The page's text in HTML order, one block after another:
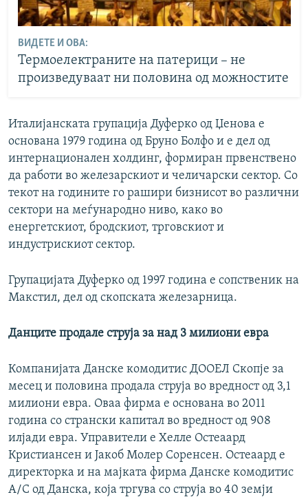
ВИДЕТЕ И ОВА:
Термоелектраните на патерици – не
произведуваат ни половина од можностите
Италијанската групација Дуферко од Џенова е
основана 1979 година од Бруно Болфо и е дел од
интернационален холдинг, формиран првенствено
да работи во железарскиот и челичарски сектор. Со
текот на годините го рашири бизнисот во различни
сектори на меѓународно ниво, како во
енергетскиот, бродскиот, трговскиот и
индустрискиот сектор.
Групацијата Дуферко од 1997 година е сопственик на
Макстил, дел од скопската железарница.
Данците продале струја за над 3 милиони евра
Компанијата Данске комодитис ДООЕЛ Скопје за
месец и половина продала струја во вредност од 3,1
милиони евра. Оваа фирма е основана во 2011
година со странски капитал во вредност од 908
илјади евра. Управители е Хелле Остеаард
Кристиансен и Јакоб Молер Соренсен. Остеаард е
директорка и на мајката фирма Данске комодитис
А/С од Данска, која тргува со струја во 40 земји